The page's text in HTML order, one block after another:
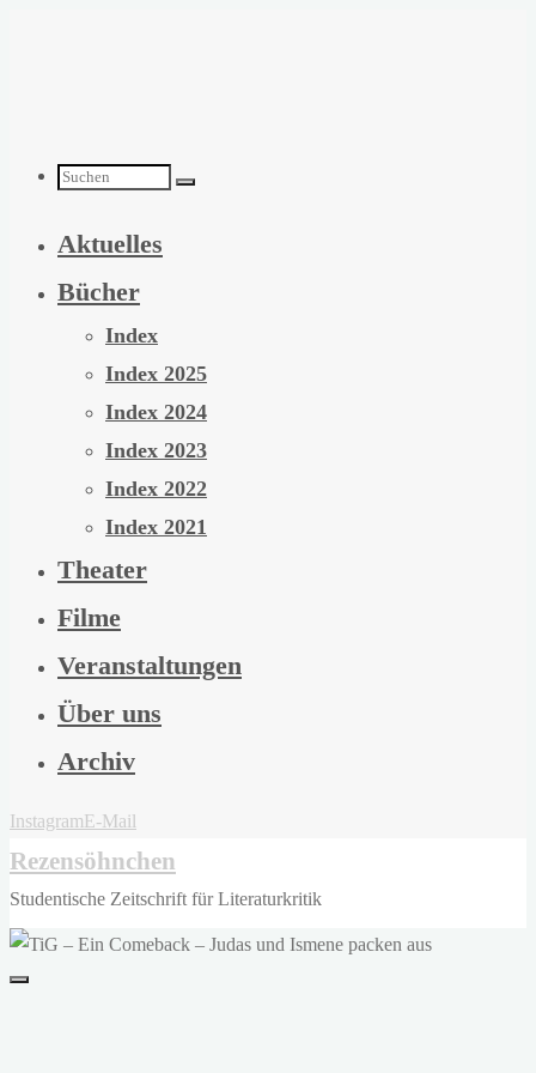
Suchen
nach:
Aktuelles
Bücher
Index
Index 2025
Index 2024
Index 2023
Index 2022
Index 2021
Theater
Filme
Veranstaltungen
Über uns
Archiv
InstagramE-Mail
Rezensöhnchen
Studentische Zeitschrift für Literaturkritik